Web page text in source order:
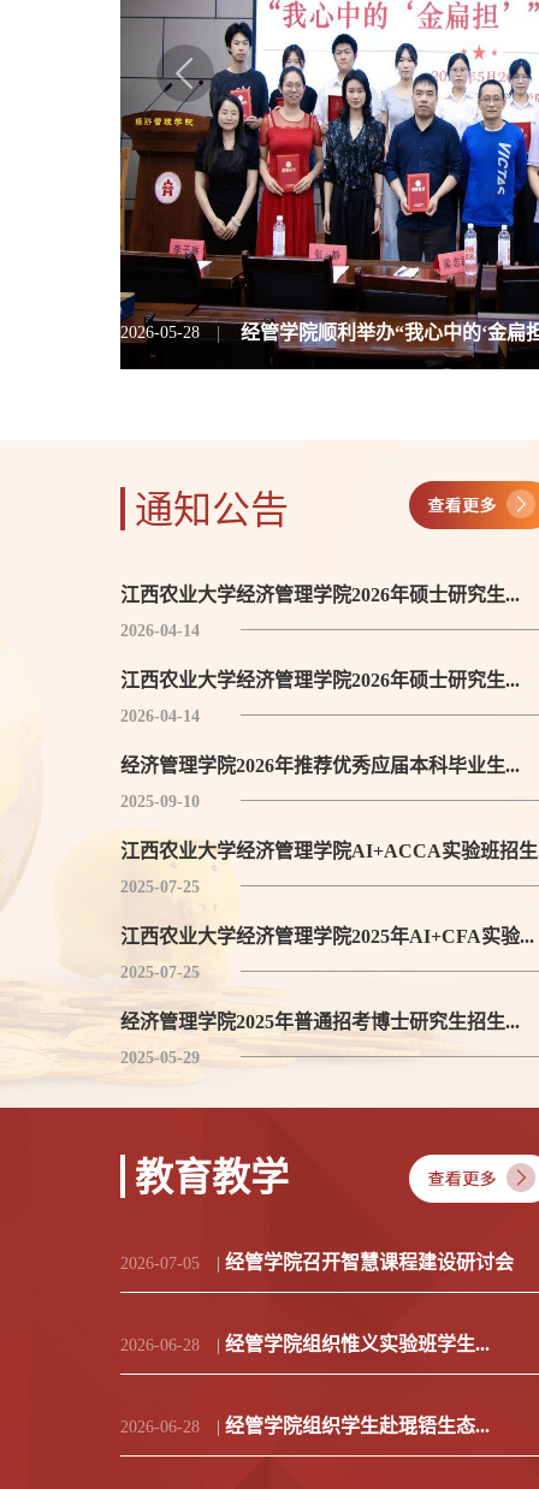
我院在2026年全国企业竞争模拟大
|
2026-06-10 经管学院顺利举办“我心中的‘金扁
|
2026-05-28
通知公告
江西农业大学经济管理学院2026年硕士研究生...
2026-04-14
江西农业大学经济管理学院2026年硕士研究生...
2026-04-14
经济管理学院2026年推荐优秀应届本科毕业生...
2025-09-10
江西农业大学经济管理学院AI+ACCA实验班招
2025-07-25
江西农业大学经济管理学院2025年AI+CFA实验...
2025-07-25
经济管理学院2025年普通招考博士研究生招生...
2025-05-29
教育教学
2026-07-05 经管学院召开智慧课程建设研讨会
2026-06-28 经管学院组织惟义实验班学生...
2026-06-28 经管学院组织学生赴琨铻生态...